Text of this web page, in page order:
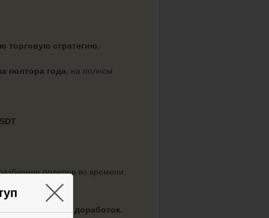
×
торговую стратегию.
полтора года, на полном
ордеров во времени.
входа.
без каких-либо доработок.